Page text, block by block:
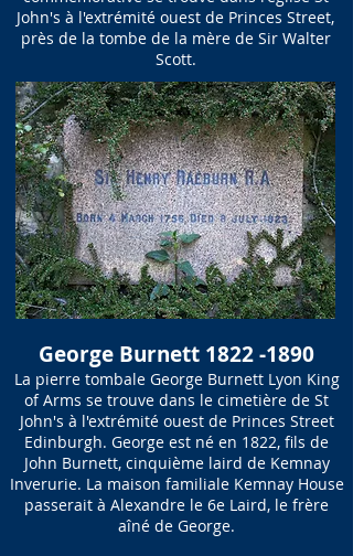
John's à l'extrémité ouest de Princes Street,
près de la tombe de la mère de Sir Walter
Scott.
George Burnett 1822 -1890
La pierre tombale George Burnett Lyon King
of Arms se trouve dans le cimetière de St
John's à l'extrémité ouest de Princes Street
Edinburgh. George est né en 1822, fils de
John Burnett, cinquième laird de Kemnay
Inverurie. La maison familiale Kemnay House
passerait à Alexandre le 6e Laird, le frère
aîné de George.